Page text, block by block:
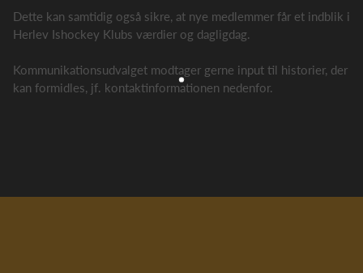
Dette kan samtidig også sikre, at nye medlemmer får et indblik i
Herlev Ishockey Klubs værdier og dagligdag.
Kommunikationsudvalget modtager gerne input til historier, der
kan formidles, jf. kontaktinformationen nedenfor.